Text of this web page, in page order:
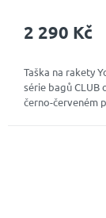
z
hvězdiček.
2 290 Kč
Taška na rakety
série bagů CLUB
černo-červeném